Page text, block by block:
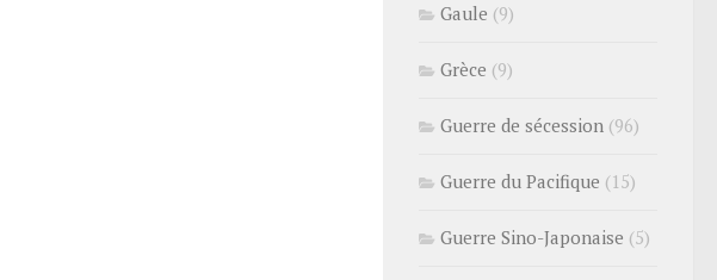
Gaule (9)
Grèce (9)
Guerre de sécession (96)
Guerre du Pacifique (15)
Guerre Sino-Japonaise (5)